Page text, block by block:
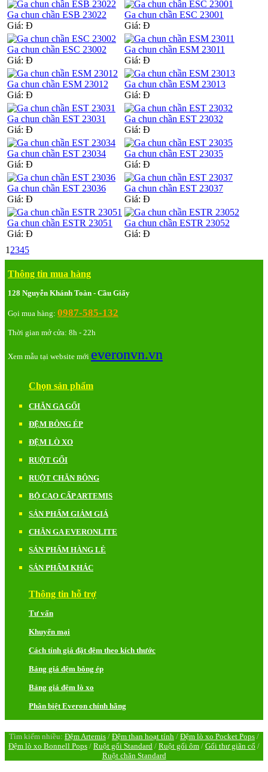
Ga chun chần ESB 23022
Giá: Đ
Ga chun chần ESC 23001
Giá: Đ
Ga chun chần ESC 23002
Giá: Đ
Ga chun chần ESM 23011
Giá: Đ
Ga chun chần ESM 23012
Giá: Đ
Ga chun chần ESM 23013
Giá: Đ
Ga chun chần EST 23031
Giá: Đ
Ga chun chần EST 23032
Giá: Đ
Ga chun chần EST 23034
Giá: Đ
Ga chun chần EST 23035
Giá: Đ
Ga chun chần EST 23036
Giá: Đ
Ga chun chần EST 23037
Giá: Đ
Ga chun chần ESTR 23051
Giá: Đ
Ga chun chần ESTR 23052
Giá: Đ
1 2345
Thông tin mua hàng
128 Nguyễn Khánh Toàn - Cầu Giấy
Gọi mua hàng: 0987-585-132
Thời gian mở cửa: 8h - 22h
Xem mẫu tại website mới everonvn.vn
Chọn sản phẩm
CHĂN GA GỐI
ĐỆM BÔNG ÉP
ĐỆM LÒ XO
RUỘT GỐI
RUỘT CHĂN BÔNG
BỘ CAO CẤP ARTEMIS
SẢN PHẨM GIẢM GIÁ
CHĂN GA EVERONLITE
SẢN PHẨM HÀNG LẺ
SẢN PHẨM KHÁC
Thông tin hỗ trợ
Tư vấn
Khuyến mại
Cách tính giá đặt đệm theo kích thước
Bảng giá đệm bông ép
Bảng giá đệm lò xo
Phân biệt Everon chính hãng
Tìm kiếm nhiều: Đệm Artemis / Đệm than hoạt tính / Đệm lò xo Pocket Pops /
Đệm lò xo Bonnell Pops / Ruột gối Standard / Ruột gối ôm / Gối thư giãn cổ /
Ruột chăn Standard